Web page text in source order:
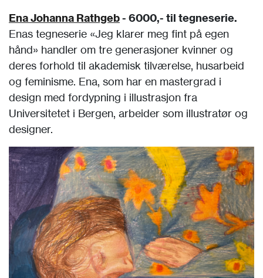
Ena Johanna Rathgeb- 6000,- til tegneserie.
Enas tegneserie «Jeg klarer meg fint på egen
hånd» handler om tre generasjoner kvinner og
deres forhold til akademisk tilværelse, husarbeid
og feminisme. Ena, som har en mastergrad i
design med fordypning i illustrasjon fra
Universitetet i Bergen, arbeider som illustratør og
designer.